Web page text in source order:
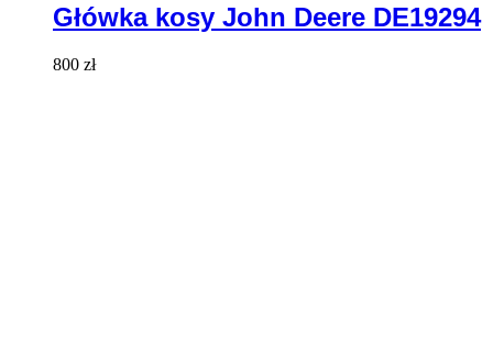
Główka kosy John Deere DE19294
800 zł